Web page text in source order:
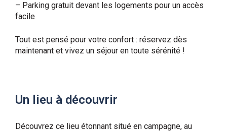
– Parking gratuit devant les logements pour un accès
facile
Tout est pensé pour votre confort : réservez dès
maintenant et vivez un séjour en toute sérénité !
Un lieu à découvrir
Découvrez ce lieu étonnant situé en campagne, au